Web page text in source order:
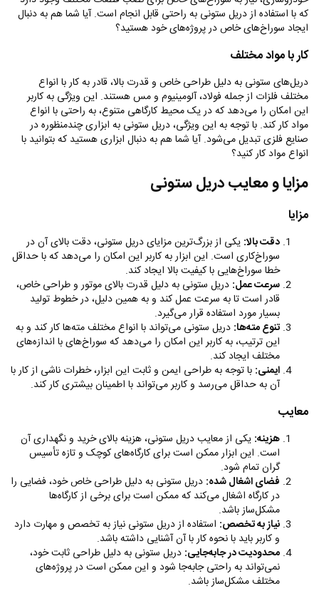
که با استفاده از دریل ستونی به راحتی قابل انجام است. آیا شما هم به دنبال
ایجاد سوراخ‌های خاص در پروژه‌های خود هستید؟
کار با مواد مختلف
دریل‌های ستونی به دلیل طراحی خاص و قدرت بالا، قادر به کار با انواع
مختلف فلزات از جمله فولاد، آلومینیوم و مس هستند. این ویژگی به کاربر
این امکان را می‌دهد که در یک محیط کارگاهی متنوع، به راحتی با انواع
مواد کار کند. با توجه به این ویژگی، دریل ستونی به ابزاری چندمنظوره در
صنایع فلزی تبدیل می‌شود. آیا شما هم به دنبال ابزاری هستید که بتوانید با
انواع مواد کار کنید؟
مزایا و معایب دریل ستونی
مزایا
دقت بالا: یکی از بزرگ‌ترین مزایای دریل ستونی، دقت بالای آن در
سوراخ‌کاری است. این ابزار به کاربر این امکان را می‌دهد که با حداقل
خطا سوراخ‌هایی با کیفیت بالا ایجاد کند.
سرعت عمل: دریل ستونی به دلیل قدرت بالای موتور و طراحی خاص،
قادر است تا به سرعت عمل کند و به همین دلیل، در خطوط تولید
بسیار مورد استفاده قرار می‌گیرد.
تنوع مته‌ها: دریل ستونی می‌تواند با انواع مختلف مته‌ها کار کند و به
این ترتیب، به کاربر این امکان را می‌دهد که سوراخ‌های با اندازه‌های
مختلف ایجاد کند.
ایمنی: با توجه به طراحی ایمن و ثابت این ابزار، خطرات ناشی از کار با
آن به حداقل می‌رسد و کاربر می‌تواند با اطمینان بیشتری کار کند.
معایب
هزینه: یکی از معایب دریل ستونی، هزینه بالای خرید و نگهداری آن
است. این ابزار ممکن است برای کارگاه‌های کوچک و تازه تأسیس
گران تمام شود.
فضای اشغال شده: دریل ستونی به دلیل طراحی خاص خود، فضایی را
در کارگاه اشغال می‌کند که ممکن است برای برخی از کارگاه‌ها
مشکل‌ساز باشد.
نیاز به تخصص: استفاده از دریل ستونی نیاز به تخصص و مهارت دارد
و کاربر باید با نحوه کار با آن آشنایی داشته باشد.
محدودیت در جابه‌جایی: دریل ستونی به دلیل طراحی ثابت خود،
نمی‌تواند به راحتی جابه‌جا شود و این ممکن است در پروژه‌های
مختلف مشکل‌ساز باشد.